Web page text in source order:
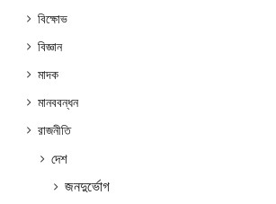
বিক্ষোভ
বিজ্ঞান
মাদক
মানববন্ধন
রাজনীতি
দেশ
জনদুর্ভোগ